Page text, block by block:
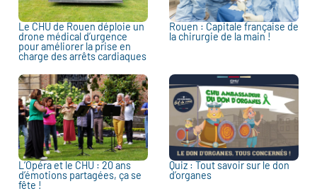
Le CHU de Rouen déploie un
drone médical d’urgence
pour améliorer la prise en
charge des arrêts cardiaques
Rouen : Capitale française de
la chirurgie de la main !
L’Opéra et le CHU : 20 ans
d’émotions partagées, ça se
fête !
Quiz : Tout savoir sur le don
d’organes